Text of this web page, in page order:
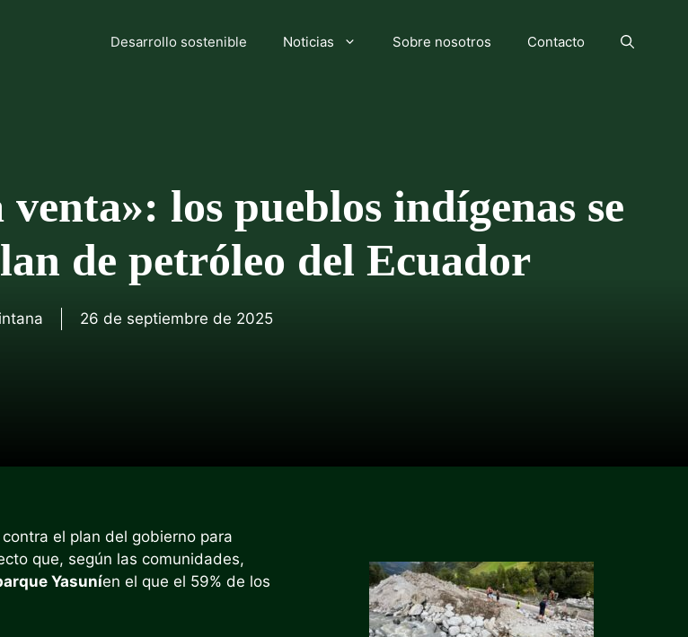
Desarrollo sostenible Noticias Sobre nosotros Contacto
los pueblos indígenas se
de petróleo del Ecuador
26 de septiembre de 2025
el plan del gobierno para
que, según las comunidades,
Yasuníen el que el 59% de los